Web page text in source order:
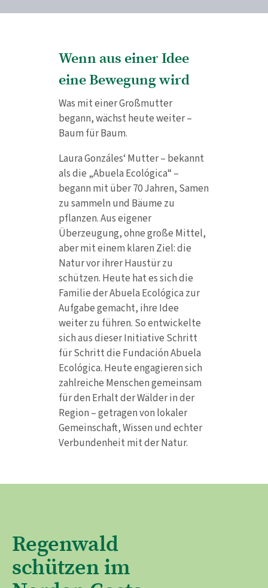
Wenn aus einer Idee
eine Bewegung wird
Was mit einer Großmutter
begann, wächst heute weiter –
Baum für Baum.
Laura Gonzáles‘ Mutter – bekannt
als die „Abuela Ecológica“ –
begann mit über 70 Jahren, Samen
zu sammeln und Bäume zu
pflanzen. Aus eigener
Überzeugung, ohne große Mittel,
aber mit einem klaren Ziel: die
Natur vor ihrer Haustür zu
schützen. Heute hat es sich die
Familie der Abuela Ecológica zur
Aufgabe gemacht, ihre Idee
weiter zu führen. So entwickelte
sich aus dieser Initiative Schritt
für Schritt die Fundación Abuela
Ecológica. Heute engagieren sich
zahlreiche Menschen gemeinsam
für den Erhalt der Wälder in der
Region – getragen von lokaler
Gemeinschaft, Wissen und echter
Verbundenheit mit der Natur.
Regenwald
schützen im